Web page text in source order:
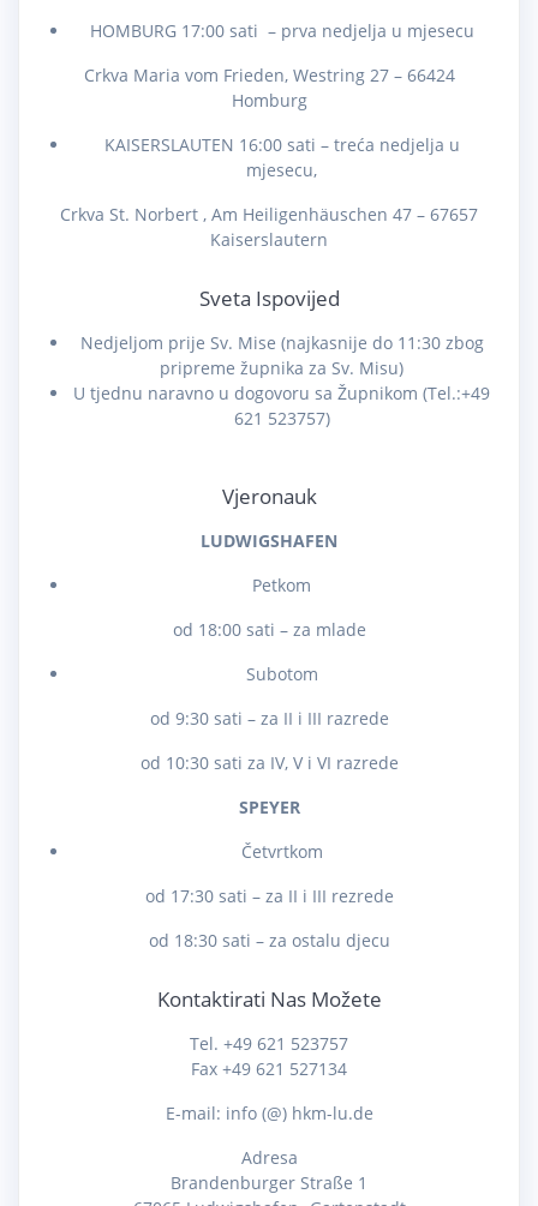
HOMBURG 17:00 sati – prva nedjelja u mjesecu
Crkva Maria vom Frieden, Westring 27 – 66424
Homburg
KAISERSLAUTEN 16:00 sati – treća nedjelja u
mjesecu,
Crkva St. Norbert , Am Heiligenhäuschen 47 – 67657
Kaiserslautern
Sveta Ispovijed
Nedjeljom prije Sv. Mise (najkasnije do 11:30 zbog
pripreme župnika za Sv. Misu)
U tjednu naravno u dogovoru sa Župnikom (Tel.:+49
621 523757)
Vjeronauk
LUDWIGSHAFEN
Petkom
od 18:00 sati – za mlade
Subotom
od 9:30 sati – za II i III razrede
od 10:30 sati za IV, V i VI razrede
SPEYER
Četvrtkom
od 17:30 sati – za II i III rezrede
od 18:30 sati – za ostalu djecu
Kontaktirati Nas Možete
Tel. +49 621 523757
Fax +49 621 527134
E-mail: info (@) hkm-lu.de
Adresa
Brandenburger Straße 1